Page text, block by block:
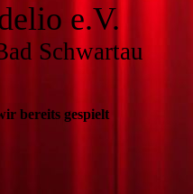
e.V.
Schwartau
bereits gespielt